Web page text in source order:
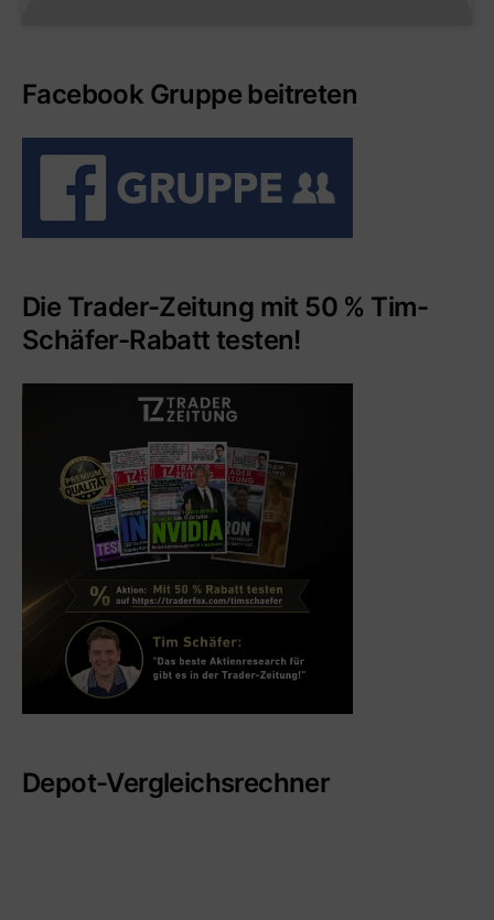
Facebook Gruppe beitreten
Die Trader-Zeitung mit 50 % Tim-
Schäfer-Rabatt testen!
Depot-Vergleichsrechner